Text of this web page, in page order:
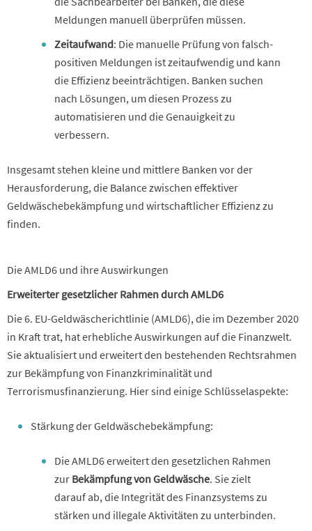
Meldungen manuell überprüfen müssen.
Zeitaufwand: Die manuelle Prüfung von falsch-
positiven Meldungen ist zeitaufwendig und kann
die Effizienz beeinträchtigen. Banken suchen
nach Lösungen, um diesen Prozess zu
automatisieren und die Genauigkeit zu
verbessern.
Insgesamt stehen kleine und mittlere Banken vor der
Herausforderung, die Balance zwischen effektiver
Geldwäschebekämpfung und wirtschaftlicher Effizienz zu
finden.
Die AMLD6 und ihre Auswirkungen
Erweiterter gesetzlicher Rahmen durch AMLD6
Die 6. EU-Geldwäscherichtlinie (AMLD6), die im Dezember 2020
in Kraft trat, hat erhebliche Auswirkungen auf die Finanzwelt.
Sie aktualisiert und erweitert den bestehenden Rechtsrahmen
zur Bekämpfung von Finanzkriminalität und
Terrorismusfinanzierung. Hier sind einige Schlüsselaspekte:
Stärkung der Geldwäschebekämpfung:
Die AMLD6 erweitert den gesetzlichen Rahmen
zur Bekämpfung von Geldwäsche. Sie zielt
darauf ab, die Integrität des Finanzsystems zu
stärken und illegale Aktivitäten zu unterbinden.